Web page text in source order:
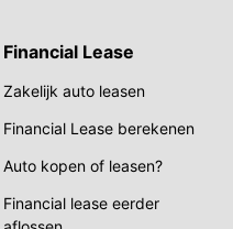
Financial Lease
Zakelijk auto leasen
Financial Lease berekenen
Auto kopen of leasen?
Financial lease eerder